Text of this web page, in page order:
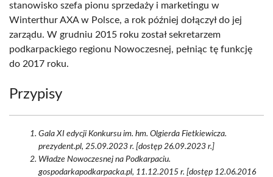
stanowisko szefa pionu sprzedaży i marketingu w
Winterthur AXA w Polsce, a rok później dołączył do jej
zarządu. W grudniu 2015 roku został sekretarzem
podkarpackiego regionu Nowoczesnej, pełniąc tę funkcję
do 2017 roku.
Przypisy
Gala XI edycji Konkursu im. hm. Olgierda Fietkiewicza.
prezydent.pl, 25.09.2023 r. [dostęp 26.09.2023 r.]
Władze Nowoczesnej na Podkarpaciu.
gospodarkapodkarpacka.pl, 11.12.2015 r. [dostęp 12.06.2016